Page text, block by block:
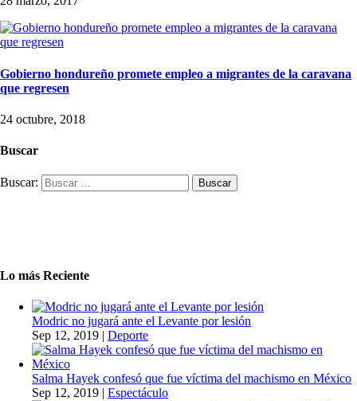
Gobierno hondureño promete empleo a migrantes de la caravana
que regresen
24 octubre, 2018
Buscar
Buscar:
Lo más Reciente
Modric no jugará ante el Levante por lesión
Sep 12, 2019 | Deporte
Salma Hayek confesó que fue víctima del machismo en México
Sep 12, 2019 | Espectáculo